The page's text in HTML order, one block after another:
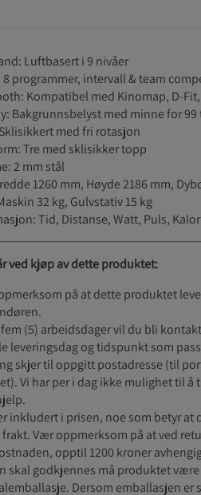
Luftbasert i 9 nivåer
8 programmer, intervall & team
Kompatibel med Kinomap, D-Fit,
Bakgrunnsbelyst med minne for
med fri rotasjon
Tre med sklisikker topp
2 mm stål
1260 mm, Høyde 2186 mm,
32 kg, Gulvstativ 15 kg
Tid, Distanse, Watt, Puls,
ved kjøp av dette produktet:
på at dette produktet
(5) arbeidsdager vil du bli
leveringsdag og tidspunkt som
skjer til oppgitt postadresse (til
Vi har per i dag ikke mulighet til
inkludert i prisen, noe som betyr
frakt. Vær oppmerksom på at ved
opptil 1200 kroner
skal godkjennes må produktet
Dersom emballasjen er